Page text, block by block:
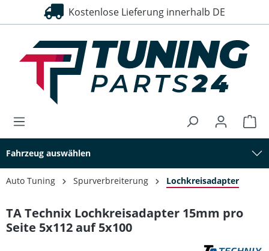
springen Kostenlose Lieferung innerhalb DE
Fahrzeug auswählen
Auto Tuning Spurverbreiterung Lochkreisadapter
TA Technix Lochkreisadapter 15mm pro
Seite 5x112 auf 5x100